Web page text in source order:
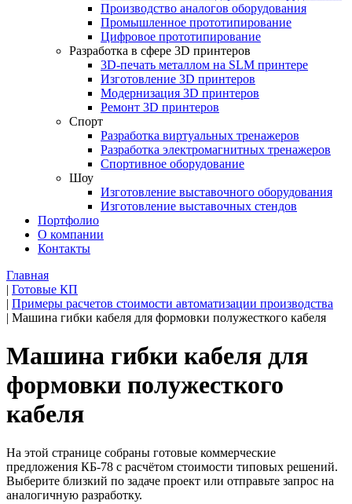
Производство аналогов оборудования
Промышленное прототипирование
Цифровое прототипирование
Разработка в сфере 3D принтеров
3D-печать металлом на SLM принтере
Изготовление 3D принтеров
Модернизация 3D принтеров
Ремонт 3D принтеров
Спорт
Разработка виртуальных тренажеров
Разработка электромагнитных тренажеров
Спортивное оборудование
Шоу
Изготовление выставочного оборудования
Изготовление выставочных стендов
Портфолио
О компании
Контакты
Главная
| Готовые КП
| Примеры расчетов стоимости автоматизации производства
| Машина гибки кабеля для формовки полужесткого кабеля
Машина гибки кабеля для
формовки полужесткого
кабеля
На этой странице собраны готовые коммерческие
предложения КБ-78 с расчётом стоимости типовых решений.
Выберите близкий по задаче проект или отправьте запрос на
аналогичную разработку.